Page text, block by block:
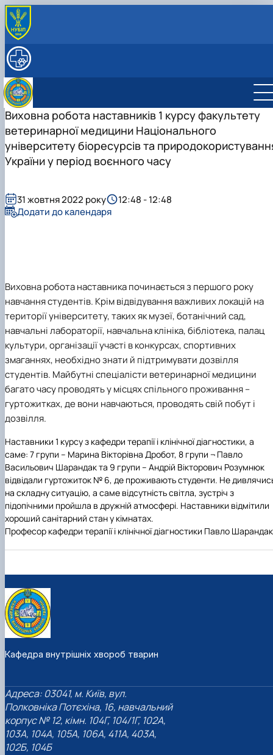
ПРО КАФЕДРУ
СПІВРОБІТНИКИ
Допоміжний персонал
НАУКОВА ДІЯЛЬНІСТЬ
Студентський науковий гурток з "Клінічної
діагностики хвороб тварин"
Керівник гуртка
План роботи гуртка
Звіт гуртка
Студентський науковий гурток "Внутрішніх
хвороб тварин"
Керівник гуртка
Фотогалерея
Список гуртківців
Виховна робота наставників 1 курсу факультету
ветеринарної медицини Національного
університету біоресурсів та
України у період воєнного часу
Виховна робота наставника починається з першого року
навчання студентів. Крім відвідування важливих локацій на
території університету, таких як музеї, ботанічний сад,
навчальні лабораторії, навчальна клініка, бібліотека, палац
культури, організації участі в конкурсах, спортивних
змаганнях, необхідно знати й підтримувати дозвілля
студентів. Майбутні спеціалісти ветеринарної медицини
багато часу проводять у місцях спільного проживання –
гуртожитках, де вони навчаються, проводять свій побут і
дозвілля.
Наставники 1 курсу з кафедри терапії і клінічної діагностики, а
саме: 7 групи – Марина Вікторівна Дробот, 8 групи ¬ Павло
Васильович Шарандак та 9 групи – Андрій Вікторович Розумнюк
відвідали гуртожиток № 6, де проживають студенти. Не
на складну ситуацію, а саме відсутність світла, зустріч з
підопічними пройшла в дружній атмосфері. Наставники відмітили
хороший санітарний стан у кімнатах.
Професор кафедри терапії і клінічної діагностики Павло Шарандак
31 жовтня 2022 року
12:48 - 12:48
Додати до календаря
Кафедра внутрішніх хвороб тварин
Адреса: 03041, м. Київ, вул.
Полковніка Потєхіна, 16, навчальний
корпус № 12, кімн. 104Г, 104/1Г, 102А,
103А, 104А, 105А, 106А, 411А, 403А,
102Б, 104Б